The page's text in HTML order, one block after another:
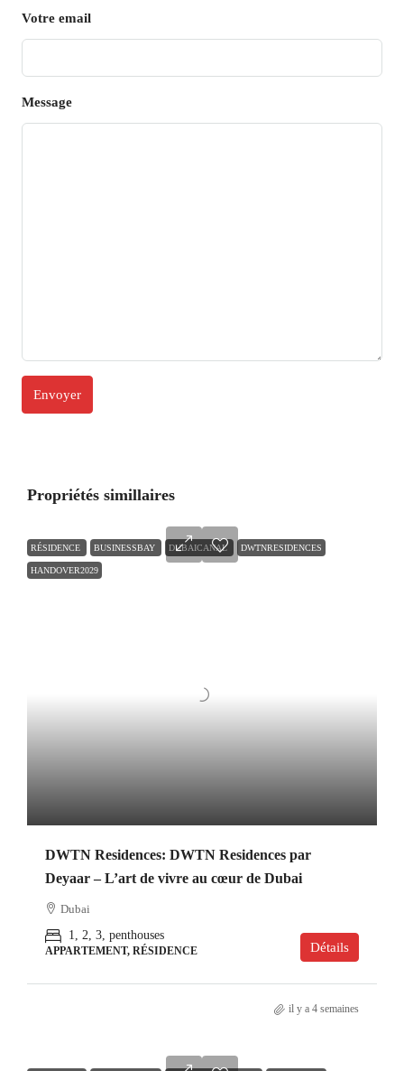
Votre email
Message
Propriétés simillaires
RÉSIDENCE BUSINESSBAY DUBAICANAL DWTNRESIDENCES
HANDOVER2029
DWTN Residences: DWTN Residences par
Deyaar – L’art de vivre au cœur de Dubai
Dubai
1, 2, 3, penthouses
APPARTEMENT, RÉSIDENCE Détails
il y a 4 semaines